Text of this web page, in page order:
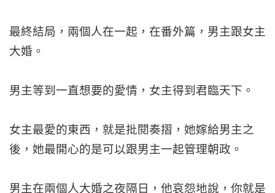
最終結局，兩個人在一起，在番外篇，男主跟女主
大婚。
男主等到一直想要的愛情，女主得到君臨天下。
女主最愛的東西，就是批閱奏摺，她嫁給男主之
後，她最開心的是可以跟男主一起管理朝政。
男主在兩個人大婚之夜隔日，他哀怨地說，你就是